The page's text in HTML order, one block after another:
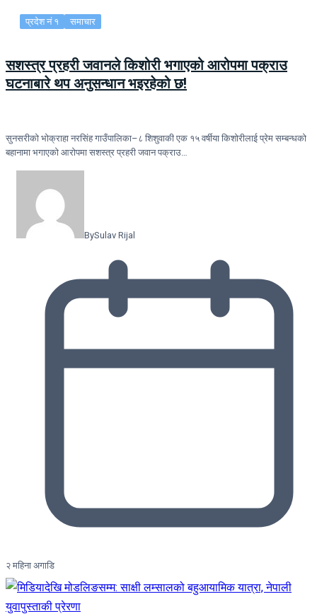
प्रदेश नं १ समाचार
सशस्त्र प्रहरी जवानले किशोरी भगाएको आरोपमा पक्राउ
घटनाबारे थप अनुसन्धान भइरहेको छ!
सुनसरीको भोक्राहा नरसिंह गाउँपालिका–८ शिशुवाकी एक १५ वर्षीया किशोरीलाई प्रेम सम्बन्धको
बहानामा भगाएको आरोपमा सशस्त्र प्रहरी जवान पक्राउ…
BySulav Rijal
२ महिना अगाडि